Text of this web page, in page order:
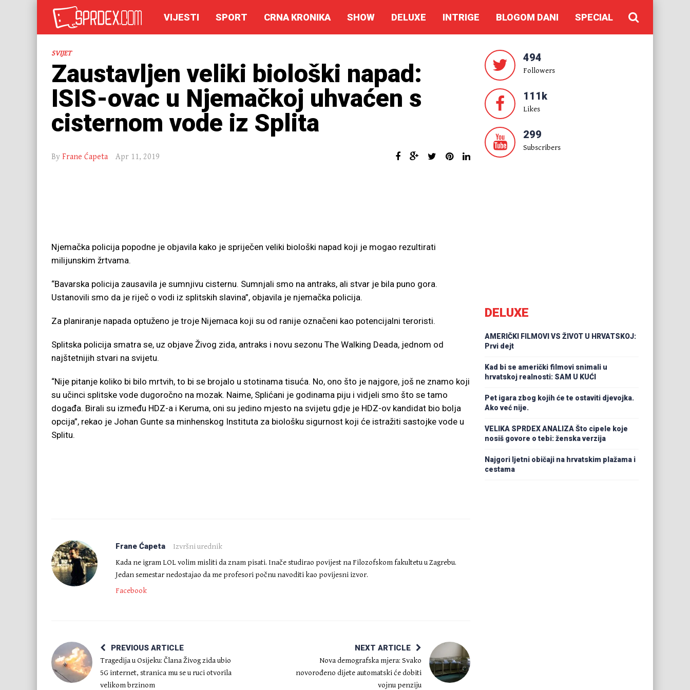
VIJESTI SPORT CRNA KRONIKA SHOW DELUXE INTRIGE BLOGOM DANI SPECIAL
SVIJET
Zaustavljen veliki biološki napad:
ISIS-ovac u Njemačkoj uhvaćen s
cisternom vode iz Splita
By Frane Ćapeta Apr 11, 2019
Njemačka policija popodne je objavila kako je spriječen veliki biološki napad koji je mogao rezultirati
milijunskim žrtvama.
“Bavarska policija zausavila je sumnjivu cisternu. Sumnjali smo na antraks, ali stvar je bila puno gora.
Ustanovili smo da je riječ o vodi iz splitskih slavina”, objavila je njemačka policija.
Za planiranje napada optuženo je troje Nijemaca koji su od ranije označeni kao potencijalni teroristi.
Splitska policija smatra se, uz objave Živog zida, antraks i novu sezonu The Walking Deada, jednom od
najštetnijih stvari na svijetu.
“Nije pitanje koliko bi bilo mrtvih, to bi se brojalo u stotinama tisuća. No, ono što je najgore, još ne znamo koji
su učinci splitske vode dugoročno na mozak. Naime, Splićani je godinama piju i vidjeli smo što se tamo
događa. Birali su između HDZ-a i Keruma, oni su jedino mjesto na svijetu gdje je HDZ-ov kandidat bio bolja
opcija”, rekao je Johan Gunte sa minhenskog Instituta za biološku sigurnost koji će istražiti sastojke vode u
Splitu.
Frane Ćapeta
Izvršni urednik
Kada ne igram LOL volim misliti da znam pisati. Inače studirao povijest na Filozofskom fakultetu u Zagrebu.
Jedan semestar nedostajao da me profesori počnu navoditi kao povijesni izvor.
Facebook
PREVIOUS ARTICLE
Tragedija u Osijeku: Člana Živog zida ubio
5G internet, stranica mu se u ruci otvorila
velikom brzinom
NEXT ARTICLE
Nova demografska mjera: Svako
novorođeno dijete automatski će dobiti
vojnu penziju
494
Followers
111k
Likes
299
Subscribers
DELUXE
AMERIČKI FILMOVI VS ŽIVOT U HRVATSKOJ:
Prvi dejt
Kad bi se američki filmovi snimali u
hrvatskoj realnosti: SAM U KUĆI
Pet igara zbog kojih će te ostaviti djevojka.
Ako već nije.
VELIKA SPRDEX ANALIZA Što cipele koje
nosiš govore o tebi: ženska verzija
Najgori ljetni običaji na hrvatskim plažama i
cestama